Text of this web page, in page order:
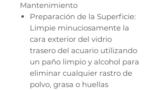
Mantenimiento
Preparación de la Superficie:
Limpie minuciosamente la
cara exterior del vidrio
trasero del acuario utilizando
un paño limpio y alcohol para
eliminar cualquier rastro de
polvo, grasa o huellas